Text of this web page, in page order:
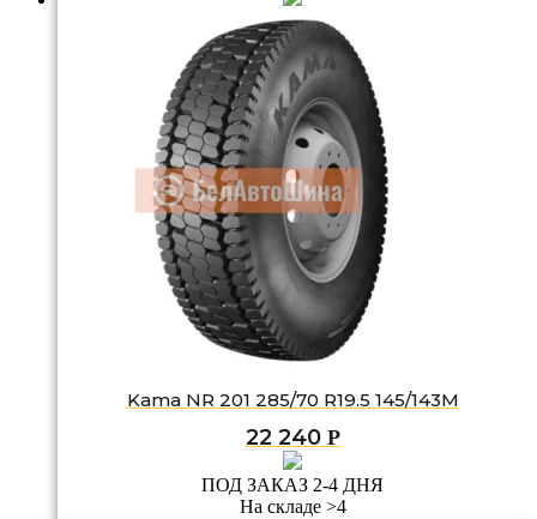
Kama NR 201 285/70 R19.5 145/143M
22 240 Р
ПОД ЗАКАЗ 2-4 ДНЯ
На складе >4